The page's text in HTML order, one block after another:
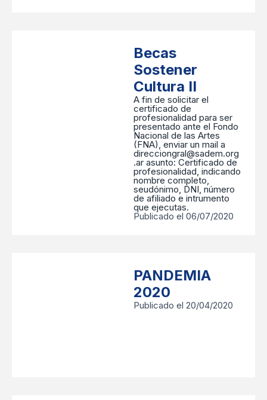
Becas
Sostener
Cultura II
A fin de solicitar el
certificado de
profesionalidad para ser
presentado ante el Fondo
Nacional de las Artes
(FNA), enviar un mail a
direcciongral@sadem.org
.ar asunto: Certificado de
profesionalidad, indicando
nombre completo,
seudónimo, DNI, número
de afiliado e intrumento
que ejecutas.
Publicado el 06/07/2020
PANDEMIA
2020
Publicado el 20/04/2020